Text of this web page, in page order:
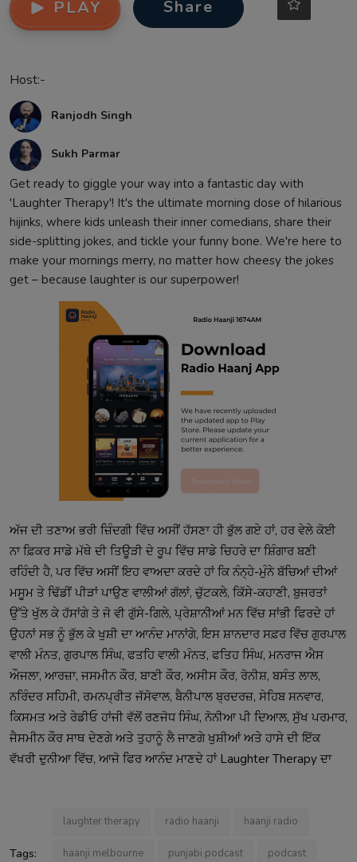
PLAY Share
Host:-
Ranjodh Singh
Sukh Parmar
Get ready to giggle your way into a fantastic day with
'Laughter Therapy'! It's the ultimate morning dose of hilarious
hijinks, where kids unleash their inner comedians, share their
side-splitting jokes, and tickle your funny bone. We're here to
make your mornings merry, no matter how cheesy the jokes
get – because laughter is our superpower!
ਅੱਜ ਦੀ ਤਣਾਅ ਭਰੀ ਜ਼ਿੰਦਗੀ ਵਿੱਚ ਅਸੀਂ ਹੱਸਣਾ ਹੀ ਭੁੱਲ ਗਏ ਹਾਂ, ਹਰ ਵੇਲੇ ਕੋਈ
ਨਾ ਫ਼ਿਕਰ ਸਾਡੇ ਮੱਥੇ ਦੀ ਤਿਊੜੀ ਦੇ ਰੂਪ ਵਿੱਚ ਸਾਡੇ ਚਿਹਰੇ ਦਾ ਸ਼ਿੰਗਾਰ ਬਣੀ
ਰਹਿੰਦੀ ਹੈ, ਪਰ ਵਿੱਚ ਅਸੀਂ ਇਹ ਵਾਅਦਾ ਕਰਦੇ ਹਾਂ ਕਿ ਨੰਨ੍ਹੇ-ਮੁੰਨੇ ਬੱਚਿਆਂ ਦੀਆਂ
ਮਸੂਮ ਤੇ ਢਿੱਡੀਂ ਪੀੜਾਂ ਪਾਉਣ ਵਾਲੀਆਂ ਗੱਲਾਂ, ਚੁੱਟਕਲੇ, ਕਿੱਸੇ-ਕਹਾਣੀ, ਬੁਜਰਤਾਂ
ਉੱਤੇ ਖੁੱਲ ਕੇ ਹੱਸਾਂਗੇ ਤੇ ਜੋ ਵੀ ਗੁੱਸੇ-ਗਿਲੇ, ਪ੍ਰੇਸ਼ਾਨੀਆਂ ਮਨ ਵਿੱਚ ਸਾਂਭੀ ਫਿਰਦੇ ਹਾਂ
ਉਹਨਾਂ ਸਭ ਨੂੰ ਭੁੱਲ ਕੇ ਖੁਸ਼ੀ ਦਾ ਆਨੰਦ ਮਾਨਾਂਗੇ, ਇਸ ਸ਼ਾਨਦਾਰ ਸਫ਼ਰ ਵਿੱਚ ਗੁਰਪਾਲ
ਵਾਲੀ ਮੰਨਤ, ਗੁਰਪਾਲ ਸਿੰਘ, ਫਤਹਿ ਵਾਲੀ ਮੰਨਤ, ਫਤਿਹ ਸਿੰਘ, ਮਨਰਾਜ ਐਸ
ਔਜਲਾ, ਆਰਜ਼ਾ, ਜਸਮੀਨ ਕੌਰ, ਬਾਣੀ ਕੌਰ, ਅਸੀਸ ਕੌਰ, ਰੋਨੀਸ਼, ਬਸੰਤ ਲਾਲ,
ਨਰਿੰਦਰ ਸਹਿਮੀ, ਰਮਨਪ੍ਰੀਤ ਜੱਸੋਵਾਲ, ਬੈਨੀਪਾਲ ਬ੍ਰਦਰਜ਼, ਸੇਹਿਬ ਸਨਵਾਰ,
ਕਿਸਮਤ ਅਤੇ ਰੇਡੀਓ ਹਾਂਜੀ ਵੱਲੋਂ ਰਣਜੋਧ ਸਿੰਘ, ਨੋਨੀਆ ਪੀ ਦਿਆਲ, ਸੁੱਖ ਪਰਮਾਰ,
ਜੈਸਮੀਨ ਕੌਰ ਸਾਥ ਦੇਣਗੇ ਅਤੇ ਤੁਹਾਨੂੰ ਲੈ ਜਾਣਗੇ ਖੁਸ਼ੀਆਂ ਅਤੇ ਹਾਸੇ ਦੀ ਇੱਕ
ਵੱਖਰੀ ਦੁਨੀਆ ਵਿੱਚ, ਆਜੋ ਫਿਰ ਆਨੰਦ ਮਾਣਦੇ ਹਾਂ Laughter Therapy ਦਾ
Tags:
laughter therapy radio haanji haanji radio
haanji melbourne punjabi podcast podcast